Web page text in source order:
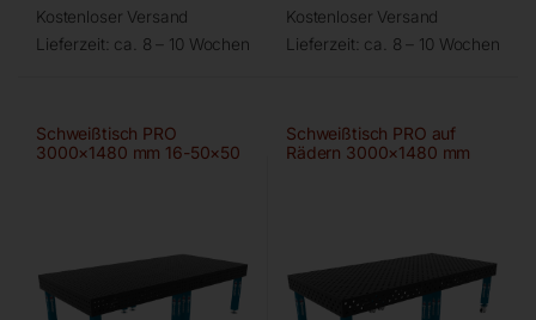
Kostenloser Versand
Lieferzeit: ca. 8 – 10 Wochen
Kostenloser Versand
Lieferzeit: ca. 8 – 10 Wochen
Schweißtisch PRO
3000×1480 mm 16-50×50
Schweißtisch PRO auf
Rädern 3000×1480 mm